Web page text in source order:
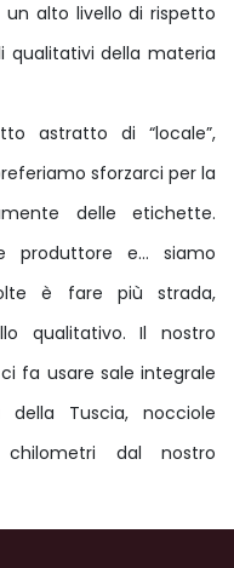
alto livello di rispetto
qualitativi della materia
astratto di “locale”,
sforzarci per la
delle etichette.
produttore e… siamo
è fare più strada,
qualitativo. Il nostro
fa usare sale integrale
della Tuscia, nocciole
dal nostro